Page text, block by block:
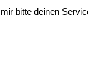
bitte deinen